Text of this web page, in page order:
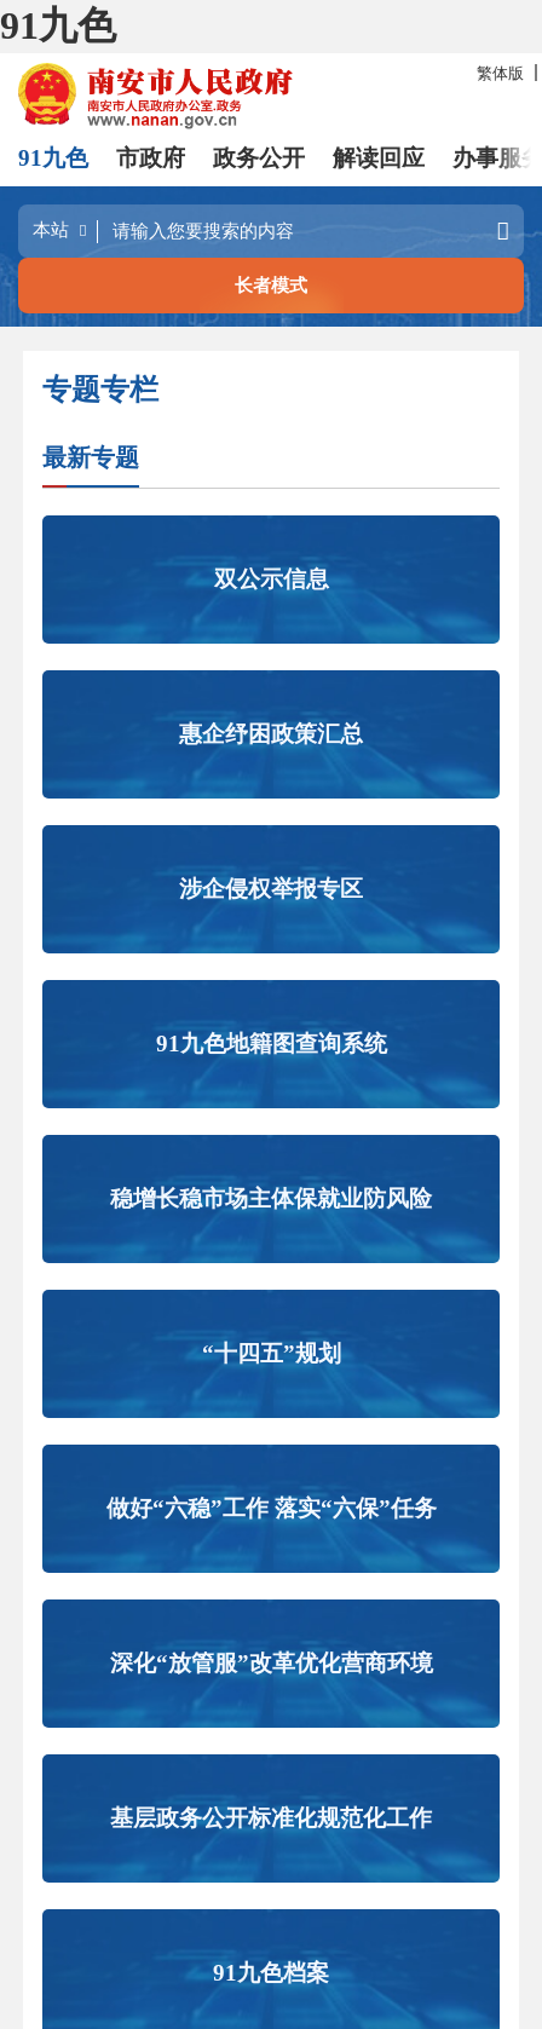
91九色
繁体版
91九色 市政府 政务公开 解读回应 办事服
长者模式
专题专栏
最新专题
双公示信息
惠企纾困政策汇总
涉企侵权举报专区
91九色地籍图查询系统
稳增长稳市场主体保就业防风险
“十四五”规划
做好“六稳”工作 落实“六保”任务
深化“放管服”改革优化营商环境
基层政务公开标准化规范化工作
91九色档案